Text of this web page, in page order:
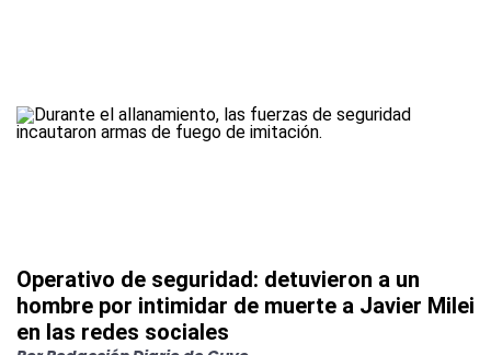
Operativo de seguridad: detuvieron a un
hombre por intimidar de muerte a Javier Milei
en las redes sociales